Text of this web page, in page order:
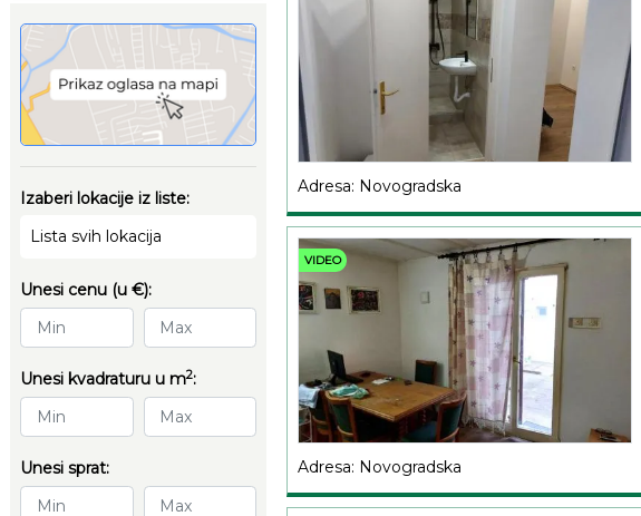
Izaberi lokacije iz liste:
Lista svih lokacija
Unesi cenu (u €):
Unesi kvadraturu u m2:
Unesi sprat:
Adresa: Novogradska
VIDEO
Adresa: Novogradska